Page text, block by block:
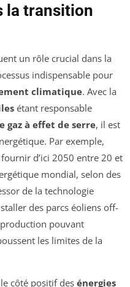
la transition
un rôle crucial dans la
indispensable pour
climatique. Avec la
étant responsable
gaz à effet de serre, il est
Par exemple,
d’ici 2050 entre 20 et
mondial, selon des
de la technologie
des parcs éoliens off-
pouvant
les limites de la
côté positif des énergies